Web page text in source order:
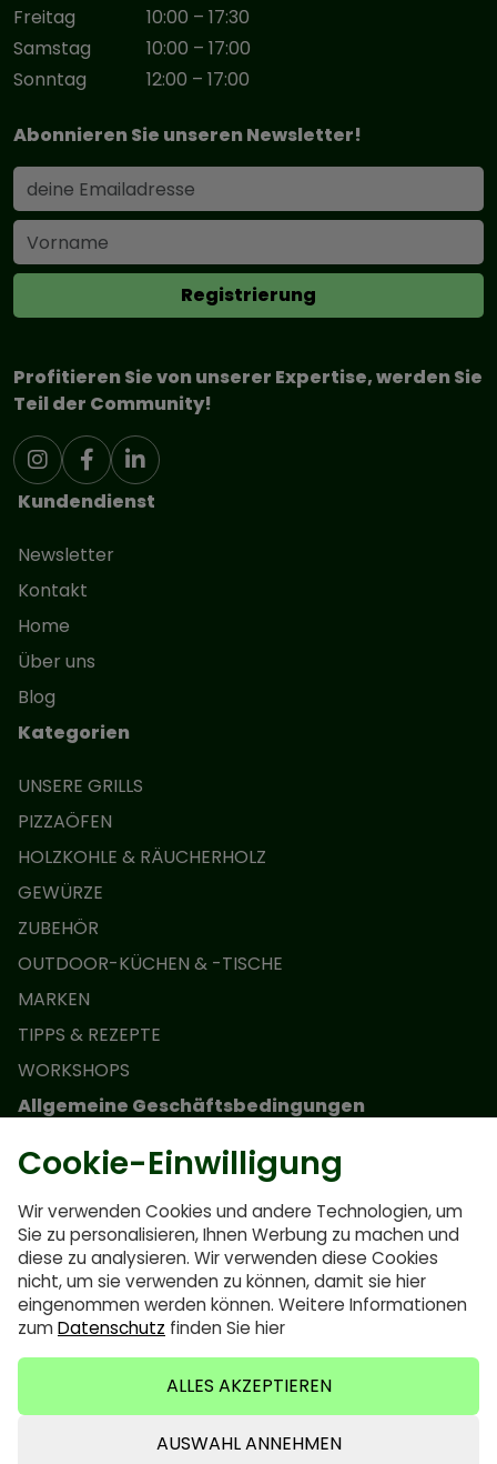
Freitag
10:00 – 17:30
Samstag
10:00 – 17:00
Sonntag
12:00 – 17:00
Abonnieren Sie unseren Newsletter!
Profitieren Sie von unserer Expertise, werden Sie
Teil der Community!
Kundendienst
Newsletter
Kontakt
Home
Über uns
Blog
Kategorien
UNSERE GRILLS
PIZZAÖFEN
HOLZKOHLE & RÄUCHERHOLZ
GEWÜRZE
ZUBEHÖR
OUTDOOR-KÜCHEN & -TISCHE
MARKEN
TIPPS & REZEPTE
WORKSHOPS
Allgemeine Geschäftsbedingungen
Teilnahmebedingungen für die Monolith Junior-
Geschäftsbedingungen
Datenschutzrichtlinie
Häufig gestellte Fragen
Cookie-Richtlinie
Cookie-Einwilligung
Wir verwenden Cookies und andere Technologien, um
Sie zu personalisieren, Ihnen Werbung zu machen und
diese zu analysieren. Wir verwenden diese Cookies
nicht, um sie verwenden zu können, damit sie hier
eingenommen werden können. Weitere Informationen
zum Datenschutz finden Sie hier
ALLES AKZEPTIEREN
AUSWAHL ANNEHMEN